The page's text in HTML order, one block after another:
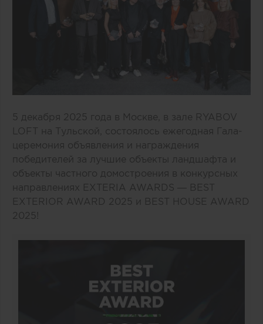
5 декабря 2025 года в Москве, в зале RYABOV
LOFT на Тульской, состоялось ежегодная Гала-
церемония объявления и награждения
победителей за лучшие объекты ландшафта и
объекты частного домостроения в конкурсных
направлениях EXTERIA AWARDS — BEST
EXTERIOR AWARD 2025 и BEST HOUSE AWARD
2025!